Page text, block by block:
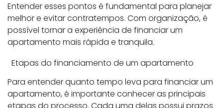
Entender esses pontos é fundamental para planejar
melhor e evitar contratempos. Com organização, é
possível tornar a experiência de financiar um
apartamento mais rápida e tranquila.
Etapas do financiamento de um apartamento
Para entender quanto tempo leva para financiar um
apartamento, é importante conhecer as principais